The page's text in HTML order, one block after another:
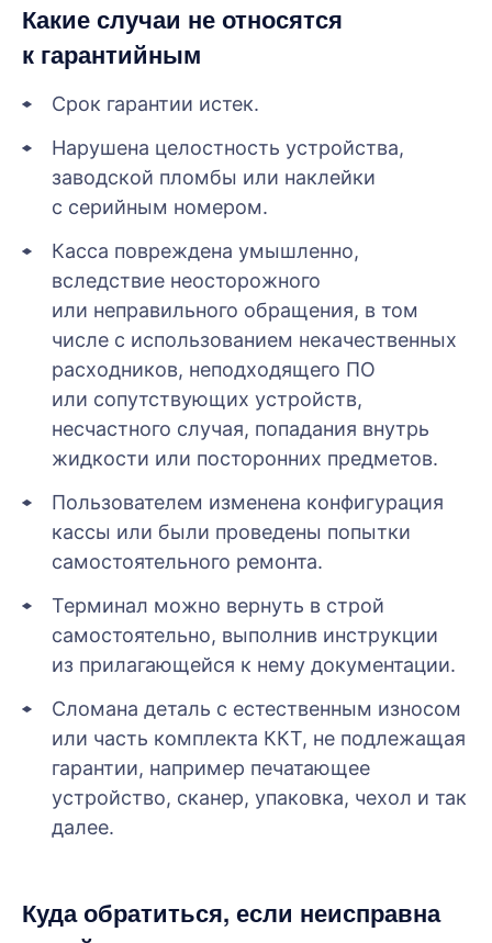
Какие случаи не относятся
к гарантийным
Срок гарантии истек.
Нарушена целостность устройства,
заводской пломбы или наклейки
с серийным номером.
Касса повреждена умышленно,
вследствие неосторожного
или неправильного обращения, в том
числе с использованием некачественных
расходников, неподходящего ПО
или сопутствующих устройств,
несчастного случая, попадания внутрь
жидкости или посторонних предметов.
Пользователем изменена конфигурация
кассы или были проведены попытки
самостоятельного ремонта.
Терминал можно вернуть в строй
самостоятельно, выполнив инструкции
из прилагающейся к нему документации.
Сломана деталь с естественным износом
или часть комплекта ККТ, не подлежащая
гарантии, например печатающее
устройство, сканер, упаковка, чехол и так
далее.
Куда обратиться, если неисправна